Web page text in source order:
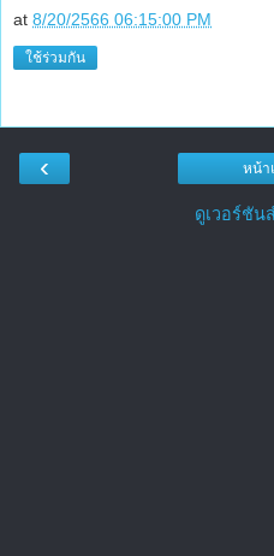
at 8/20/2566 06:15:00 PM
ใช้ร่วมกัน
‹ หน้า
ดูเวอร์ชัน